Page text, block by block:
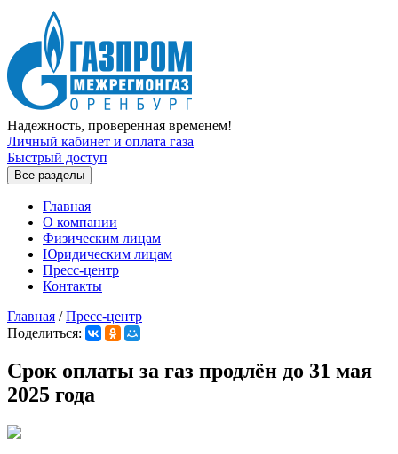
Перейти к основному содержанию
Надежность, проверенная временем!
Личный кабинет и оплата газа
Быстрый доступ
Все разделы
Главная
О компании
Физическим лицам
Юридическим лицам
Пресс-центр
Контакты
Вы здесь
Главная / Пресс-центр
Поделиться:
Срок оплаты за газ продлён до 31 мая
2025 года